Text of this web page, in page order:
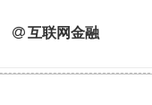
互联网金融